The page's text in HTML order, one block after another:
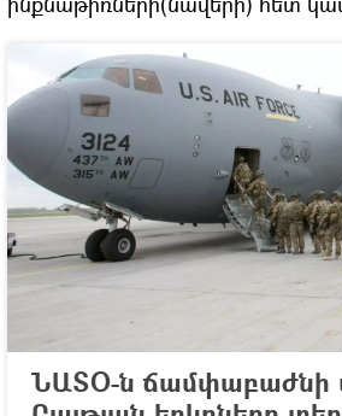
ՆԱՏՕ-ն ճամփաբաժնի